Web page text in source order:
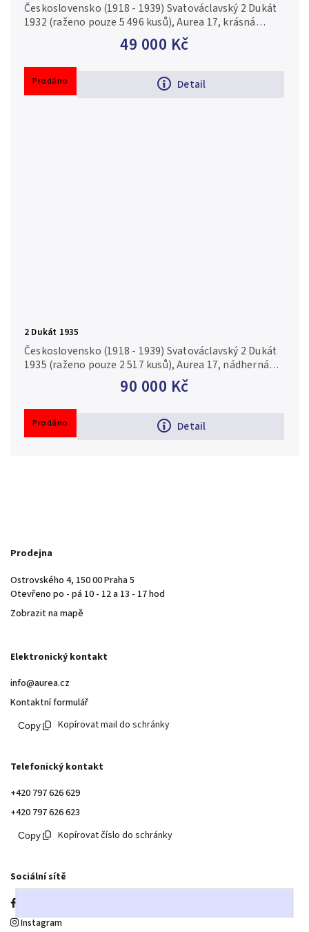
49 000 Kč
Detail
Československo (1918 - 1939) Svatováclavský 2 Dukát
1932 (raženo pouze 5 496 kusů), Aurea 17, krásná
zachovalost s ražebním leskem Au 0,986, 25 mm (6,98
Prodáno
2 Dukát 1935
90 000 Kč
Detail
Československo (1918 - 1939) Svatováclavský 2 Dukát
1935 (raženo pouze 2 517 kusů), Aurea 17, nádherná
zachovalost Au 0,986, 25 mm (6,98 g)
Prodáno
Prodejna
Ostrovského 4, 150 00 Praha 5
Otevřeno po - pá 10 - 12 a 13 - 17 hod
Zobrazit na mapě
Elektronický kontakt
info@aurea.cz
Kontaktní formulář
Kopírovat mail do schránky
Telefonický kontakt
+420 797 626 629
+420 797 626 623
Kopírovat číslo do schránky
Sociální sítě
Instagram